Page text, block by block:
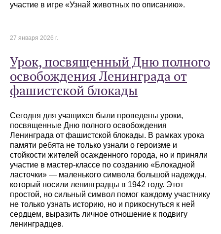
участие в игре «Узнай животных по описанию».
27 января 2026 г.
Урок, посвященный Дню полного
освобождения Ленинграда от
фашистской блокады
Сегодня для учащихся были проведены уроки,
посвященные Дню полного освобождения
Ленинграда от фашистской блокады. В рамках урока
памяти ребята не только узнали о героизме и
стойкости жителей осажденного города, но и приняли
участие в мастер-классе по созданию «Блокадной
ласточки» — маленького символа большой надежды,
который носили ленинградцы в 1942 году. Этот
простой, но сильный символ помог каждому участнику
не только узнать историю, но и прикоснуться к ней
сердцем, выразить личное отношение к подвигу
ленинградцев.